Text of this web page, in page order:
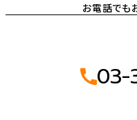
お電話でも
03-